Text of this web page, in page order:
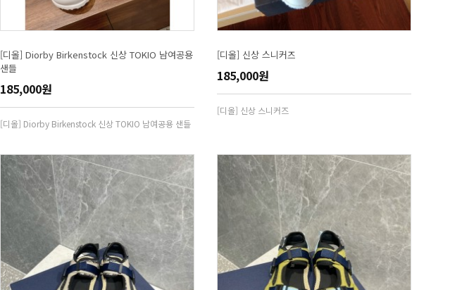
[디올] Diorby Birkenstock 신상 TOKIO 남여공용
샌들
185,000원
[디올] Diorby Birkenstock 신상 TOKIO 남여공용 샌들
[디올] 신상 스니커즈
185,000원
[디올] 신상 스니커즈